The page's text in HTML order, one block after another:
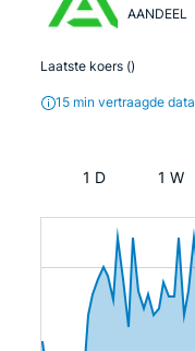
AANDEEL
Laatste koers ()
15 min vertraagde data
1 D 1 W